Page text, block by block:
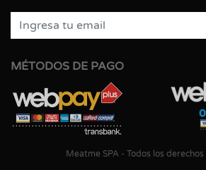
MÉTODOS DE PAGO
Meatme SPA - Todos los